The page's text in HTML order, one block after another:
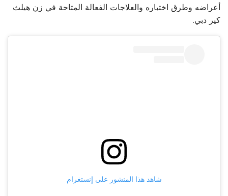
أعراضه وطرق اختباره والعلاجات الفعالة المتاحة في زن هيلث
كير دبي.
شاهد هذا المنشور على إنستغرام